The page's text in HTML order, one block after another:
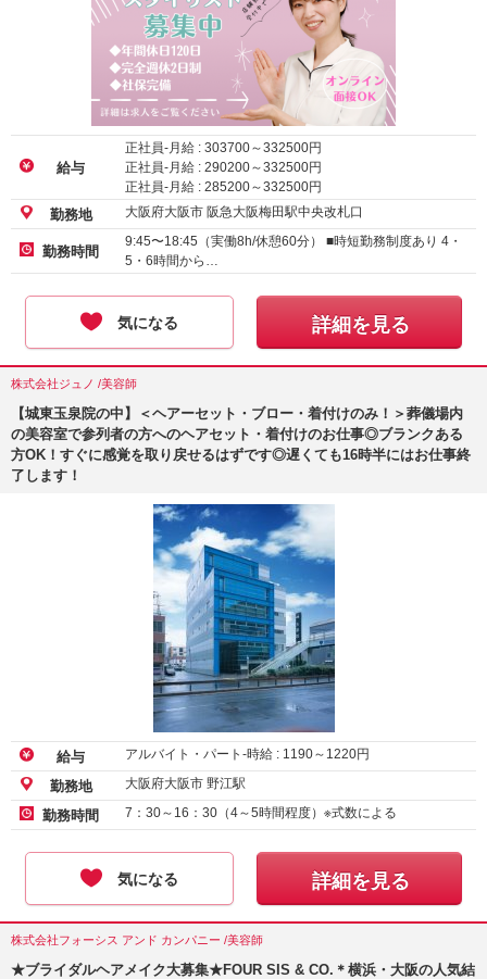
給与
正社員-月給 : 303700～332500円
正社員-月給 : 290200～332500円
正社員-月給 : 285200～332500円
勤務地 大阪府大阪市 阪急大阪梅田駅中央改札口
勤務時間
9:45〜18:45（実働8h/休憩60分） ■時短勤務制度あり 4・
5・6時間から…
気になる 詳細を見る
株式会社ジュノ /美容師
【城東玉泉院の中】＜ヘアーセット・ブロー・着付けのみ！＞葬儀場内
の美容室で参列者の方へのヘアセット・着付けのお仕事◎ブランクある
方OK！すぐに感覚を取り戻せるはずです◎遅くても16時半にはお仕事終
了します！
給与 アルバイト・パート-時給 : 1190～ 1220円
勤務地 大阪府大阪市 野江駅
勤務時間 7：30～16：30（4～5時間程度）※式数による
気になる 詳細を見る
株式会社フォーシス アンド カンパニー /美容師
★ブライダルヘアメイク大募集★FOUR SIS & CO.＊横浜・大阪の人気結